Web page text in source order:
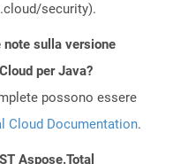
security).
note sulla versione
per Java?
possono essere
Cloud Documentation.
Aspose.Total